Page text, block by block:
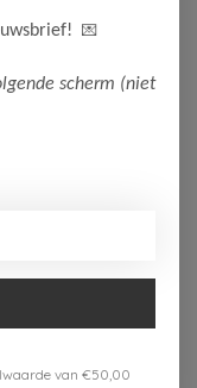
💌
scherm (niet
van €50,00